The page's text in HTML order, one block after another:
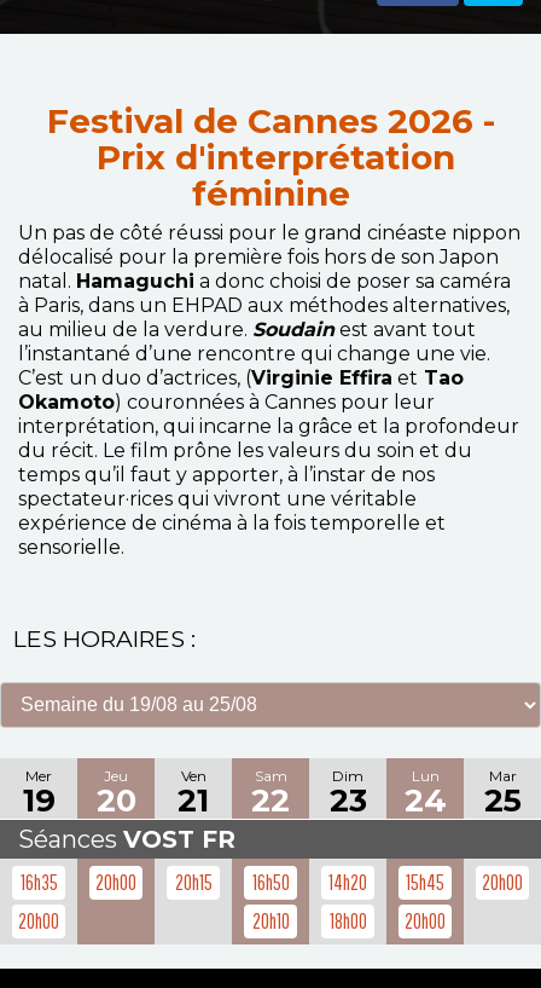
Festival de Cannes 2026 -
Prix d'interprétation
féminine
Un pas de côté réussi pour le grand cinéaste nippon
délocalisé pour la première fois hors de son Japon
natal. Hamaguchi a donc choisi de poser sa caméra
à Paris, dans un EHPAD aux méthodes alternatives,
au milieu de la verdure. Soudainest avant tout
l’instantané d’une rencontre qui change une vie.
C’est un duo d’actrices, (Virginie Effira et Tao
Okamoto) couronnées à Cannes pour leur
interprétation, qui incarne la grâce et la profondeur
du récit. Le film prône les valeurs du soin et du
temps qu’il faut y apporter, à l’instar de nos
spectateur·rices qui vivront une véritable
expérience de cinéma à la fois temporelle et
sensorielle.
LES HORAIRES :
Mer
19
Jeu
20
Ven
21
Sam
22
Dim
23
Lun
24
Mar
25
Séances VOST FR
16h35
20h00
20h00 20h15
16h50
20h10
14h20
18h00
15h45
20h00
20h00